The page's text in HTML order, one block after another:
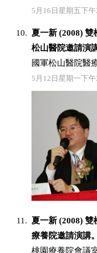
5月16日星期五下
夏一新 (2008)
松山醫院邀請演
國軍松山醫院醫
5月12日星期一下
夏一新 (2008)
療養院邀請演講。
桃園療養院會議